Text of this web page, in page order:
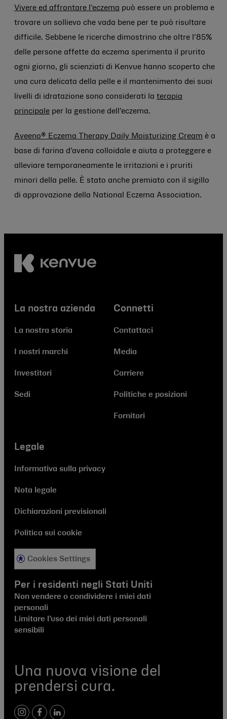
Vivere ed affrontare l'eczema può essere un problema e
trovare un sollievo che vada bene per te può risultare
difficile. Sebbene le ricerche dimostrino che oltre l'85%
delle persone affette da eczema sperimenta il prurito
ogni giorno, gli scienziati di Kenvue hanno scoperto che
una cura delicata della pelle e il mantenimento dei suoi
livelli di idratazione sono considerati la terapia
principale per la gestione dell'eczema.
Aveeno® Eczema Therapy Daily Moisturizing Cream è a
base di farina d'avena colloidale e aiuta a proteggere e
alleviare temporaneamente le irritazioni e i pruriti
minori della pelle. È stato anche premiato con il sigillo
di approvazione della National Eczema Association.
Una nuova visione del
prendersi cura.
instagram
facebook
linkedIn
La nostra azienda
La nostra storia
I nostri marchi
Investitori
Sedi
Connetti
Contattaci
Media
Carriere
Politiche e posizioni
Fornitori
Legale
Informativa sulla privacy
Nota legale
Dichiarazioni previsionali
Politica sui cookie
Cookies Settings
Per i residenti negli Stati Uniti
Non vendere o condividere i miei dati
personali
Limitare l’uso dei miei dati personali
sensibili